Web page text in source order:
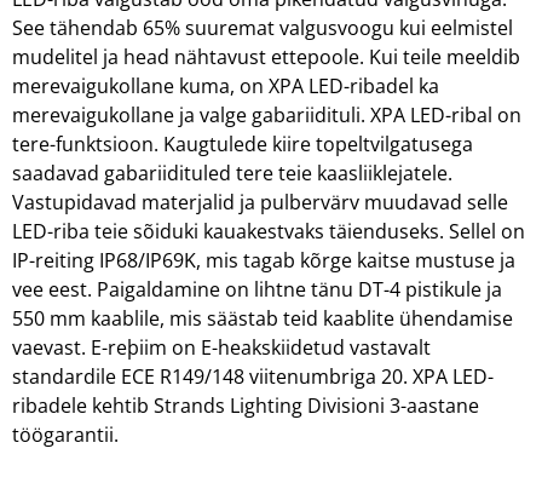
See tähendab 65% suuremat valgusvoogu kui eelmistel
mudelitel ja head nähtavust ettepoole. Kui teile meeldib
merevaigukollane kuma, on XPA LED-ribadel ka
merevaigukollane ja valge gabariidituli. XPA LED-ribal on
tere-funktsioon. Kaugtulede kiire topeltvilgatusega
saadavad gabariidituled tere teie kaasliiklejatele.
Vastupidavad materjalid ja pulbervärv muudavad selle
LED-riba teie sõiduki kauakestvaks täienduseks. Sellel on
IP-reiting IP68/IP69K, mis tagab kõrge kaitse mustuse ja
vee eest. Paigaldamine on lihtne tänu DT-4 pistikule ja
550 mm kaablile, mis säästab teid kaablite ühendamise
vaevast. E-reþiim on E-heakskiidetud vastavalt
standardile ECE R149/148 viitenumbriga 20. XPA LED-
ribadele kehtib Strands Lighting Divisioni 3-aastane
töögarantii.